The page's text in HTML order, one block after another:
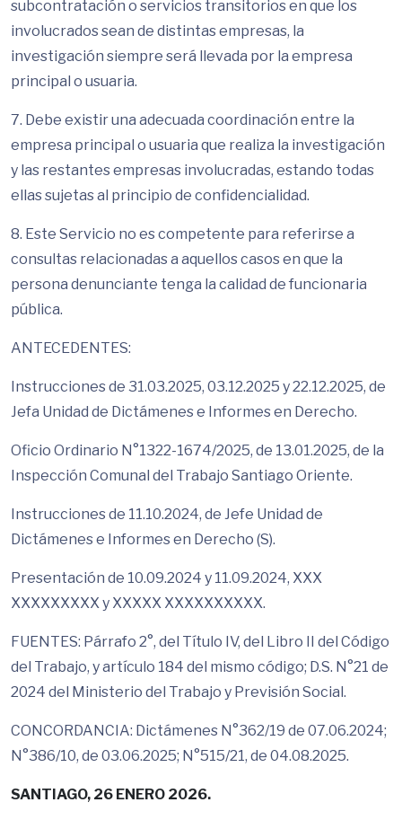
subcontratación o servicios transitorios en que los
involucrados sean de distintas empresas, la
investigación siempre será llevada por la empresa
principal o usuaria.
7. Debe existir una adecuada coordinación entre la
empresa principal o usuaria que realiza la investigación
y las restantes empresas involucradas, estando todas
ellas sujetas al principio de confidencialidad.
8. Este Servicio no es competente para referirse a
consultas relacionadas a aquellos casos en que la
persona denunciante tenga la calidad de funcionaria
pública.
ANTECEDENTES:
Instrucciones de 31.03.2025, 03.12.2025 y 22.12.2025, de
Jefa Unidad de Dictámenes e Informes en Derecho.
Oficio Ordinario N°1322-1674/2025, de 13.01.2025, de la
Inspección Comunal del Trabajo Santiago Oriente.
Instrucciones de 11.10.2024, de Jefe Unidad de
Dictámenes e Informes en Derecho (S).
Presentación de 10.09.2024 y 11.09.2024, XXX
XXXXXXXXX y XXXXX XXXXXXXXXX.
FUENTES: Párrafo 2°, del Título IV, del Libro II del Código
del Trabajo, y artículo 184 del mismo código; D.S. N°21 de
2024 del Ministerio del Trabajo y Previsión Social.
CONCORDANCIA: Dictámenes N°362/19 de 07.06.2024;
N°386/10, de 03.06.2025; N°515/21, de 04.08.2025.
SANTIAGO, 26 ENERO 2026.